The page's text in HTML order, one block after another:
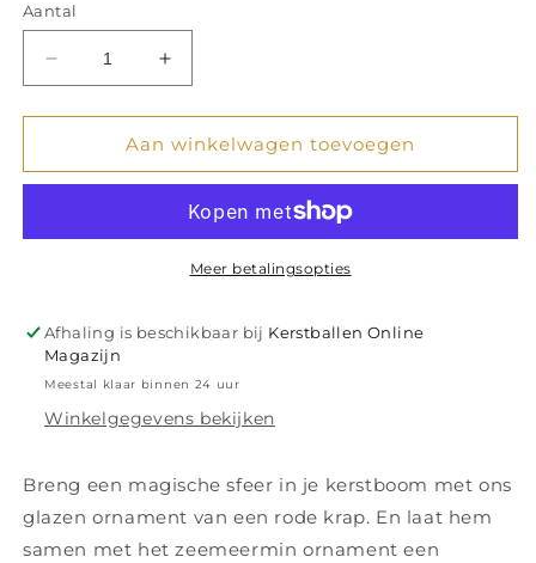
Aantal
Aantal
verlagen
voor
Ornament
H10cm
Aantal
verhogen
voor
Glazen
Ornament
Krap
H10cm
Aan winkelwagen toevoegen
Meer betalingsopties
Afhaling is beschikbaar bij Kerstballen Online
Magazijn
Meestal klaar binnen 24 uur
Winkelgegevens bekijken
Breng een magische sfeer in je kerstboom met ons
glazen ornament van een rode krap. En laat hem
samen met het zeemeermin ornament een